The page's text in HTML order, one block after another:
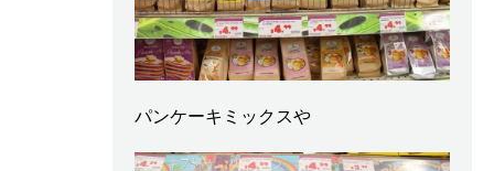
パンケーキミックスや